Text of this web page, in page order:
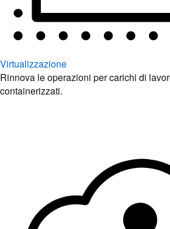
Virtualizzazione
Rinnova le operazioni per carichi di
containerizzati.